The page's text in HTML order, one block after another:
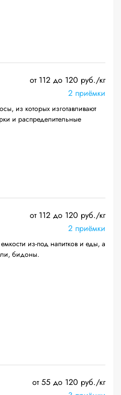
от 112 до 120 руб./кг
2 приёмки
из которых изготавливают
и распределительные
от 112 до 120 руб./кг
2 приёмки
из-под напитков и еды, а
бидоны.
от 55 до 120 руб./кг